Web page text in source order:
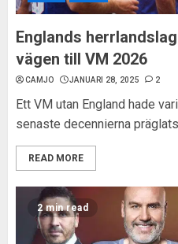
Englands
vägen till VM 2026
CAMJO JANUARI 28, 2025 2
Ett VM utan England hade
senaste decennierna
READ MORE
2 min read